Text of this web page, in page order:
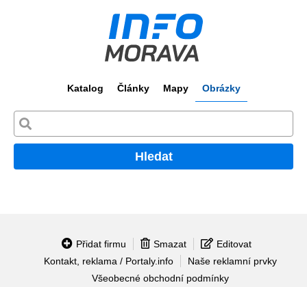
Katalog Články Mapy Obrázky
Hledat
Přidat firmu Smazat
Editovat
Kontakt, reklama / Portaly.info
Naše reklamní prvky
Všeobecné obchodní podmínky